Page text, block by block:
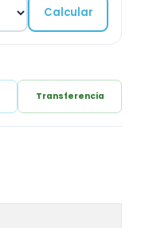
Calcular
Transferencia